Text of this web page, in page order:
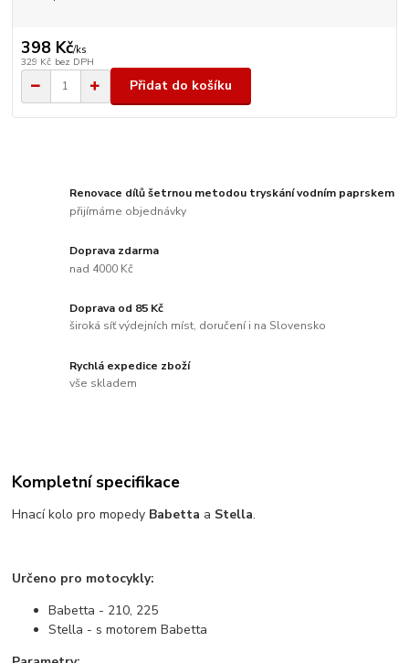
398 Kč/ks
329 Kč bez DPH
Přidat do košíku
Renovace dílů šetrnou metodou tryskání vodním paprskem
přijímáme objednávky
Doprava zdarma
nad 4000 Kč
Doprava od 85 Kč
široká síť výdejních míst, doručení i na Slovensko
Rychlá expedice zboží
vše skladem
Kompletní specifikace
Hnací kolo pro mopedy Babetta a Stella.
Určeno pro motocykly:
Babetta - 210, 225
Stella - s motorem Babetta